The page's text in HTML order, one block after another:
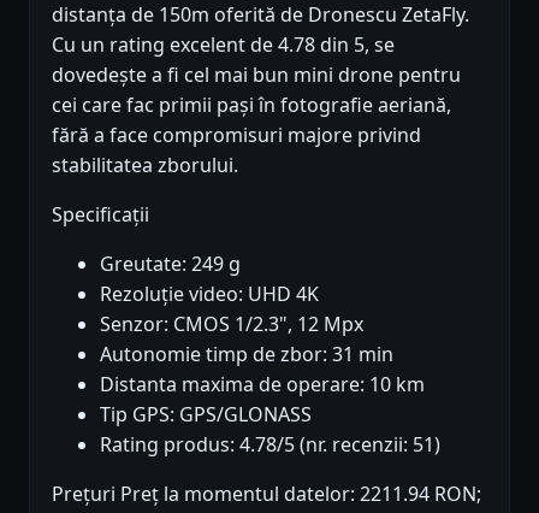
distanța de 150m oferită de Dronescu ZetaFly.
Cu un rating excelent de 4.78 din 5, se
dovedește a fi cel mai bun mini drone pentru
cei care fac primii pași în fotografie aeriană,
fără a face compromisuri majore privind
stabilitatea zborului.
Specificații
Greutate: 249 g
Rezoluție video: UHD 4K
Senzor: CMOS 1/2.3", 12 Mpx
Autonomie timp de zbor: 31 min
Distanta maxima de operare: 10 km
Tip GPS: GPS/GLONASS
Rating produs: 4.78/5 (nr. recenzii: 51)
Prețuri Preț la momentul datelor: 2211.94 RON;